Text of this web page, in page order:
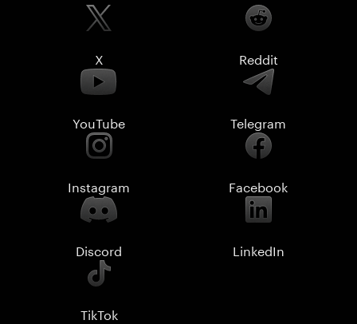
X Reddit
YouTube Telegram
Instagram Facebook
Discord LinkedIn
TikTok